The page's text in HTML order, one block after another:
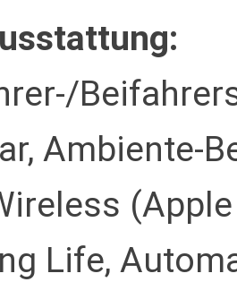
Ambiente-
Life,